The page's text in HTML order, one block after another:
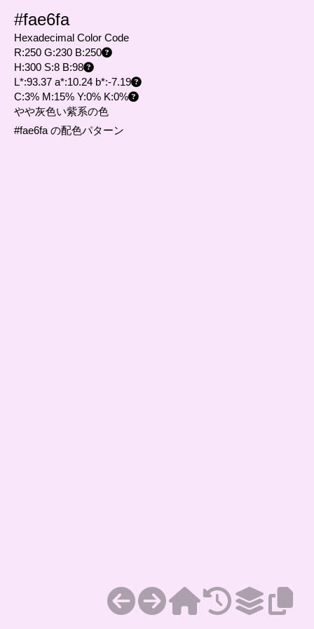
#fae6fa
Hexadecimal Color Code
R:250 G:230 B:250
H:300 S:8 B:98
L*:93.37 a*:10.24 b*:-7.19
C:3% M:15% Y:0% K:0%
やや灰色い紫系の色
#fae6fa の配色パターン